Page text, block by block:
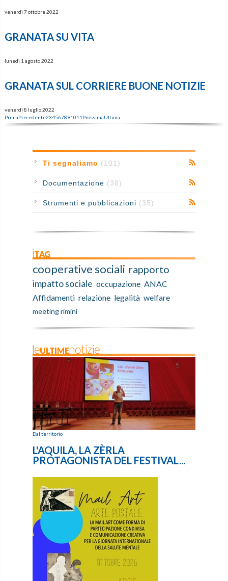
venerdì 7 ottobre 2022
GRANATA SU VITA
lunedì 1 agosto 2022
GRANATA SUL CORRIERE BUONE NOTIZIE
venerdì 8 luglio 2022
PrimaPrecedente234567891011 ProssimaUltima
Ti segnaliamo (101)
Documentazione (38)
Strumenti e pubblicazioni (35)
iTAG
cooperative sociali rapporto
impatto sociale occupazione ANAC
Affidamenti relazione legalità welfare
meeting rimini
leULTIMEnotizie
Dal territorio
L'AQUILA, LA ZÈRLA
PROTAGONISTA DEL FESTIVAL...